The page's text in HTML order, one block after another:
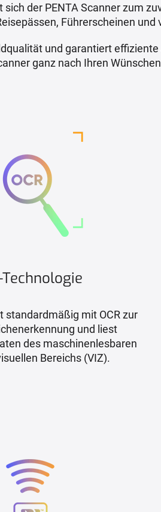
der PENTA Scanner zum
Führerscheinen und
und garantiert
ganz nach Ihren
Technologie
standardmäßig mit OCR zur
und liest
des maschinenlesbaren
Bereichs (VIZ).